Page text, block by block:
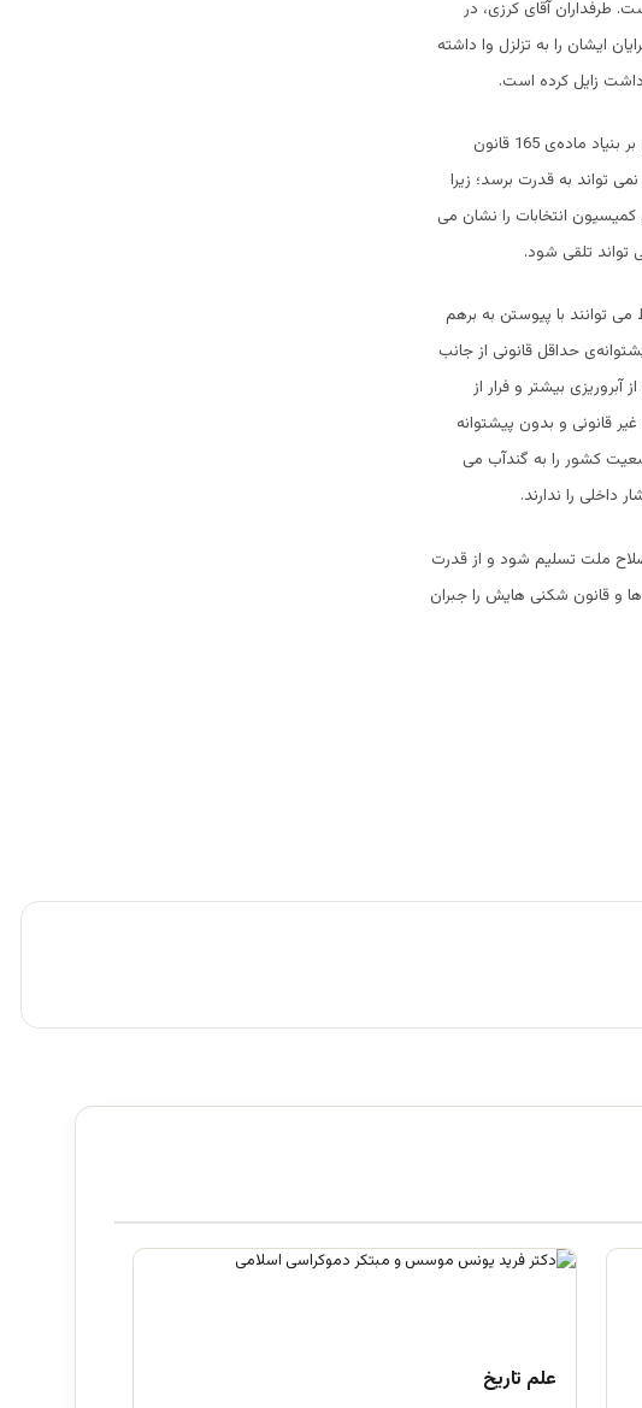
طرفداران آقای کرزی، در
ايشان را به تزلزل وا داشته
داشت زایل کرده است.
زیرا حالا دیگر پای این مدافعان در استدلال قانونی می لنگد و می دانند که رييس شان بر بنیاد ماده‌ی 165 قانون
نمی تواند به قدرت برسد؛ زیرا
انتخابات را نشان می
تواند تلقی شود.
می توانند با پیوستن به برهم
حداقل قانونی از جانب
بیشتر و فرار از
قانونی و بدون پیشتوانه
کشور را به گندآب می
داخلی را ندارند.
ملت تسلیم شود و از قدرت
و قانون شکنی هایش را جبران
علم تاریخ